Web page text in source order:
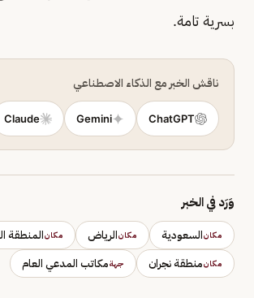
بسرية تامة.
ناقش الخبر مع الذكاء الاصطناعي
ChatGPT
Gemini
Claude
وَرَد في الخبر
مكانالسعودية مكانالرياض مكانالمنطقة
مكانمنطقة نجران جهةمكاتب المدعي العام